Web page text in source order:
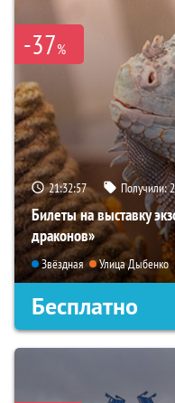
-37%
21:32:56 Получили:
Билеты на выставку
драконов»
Звёздная Улица Дыбенко
Бесплатно